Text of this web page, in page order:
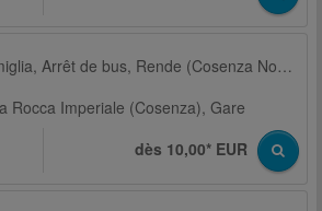
Rende via Quattromiglia, Arrêt de bus, Rende (Cosenza Nord)
Rocca Imperiale (Cosenza), Gare
dès 10,00* EUR